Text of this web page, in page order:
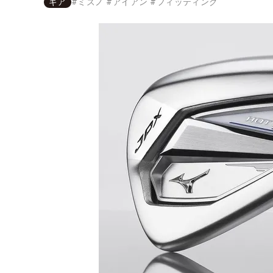
ギア # ミズノ # アイアン # フィッティング